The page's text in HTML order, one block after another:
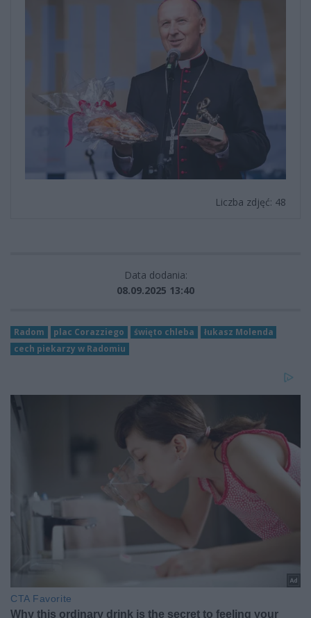
Liczba zdjęć: 48
Data dodania:
08.09.2025 13:40
Radom plac Corazziego święto chleba
łukasz Molenda
cech piekarzy w Radomiu